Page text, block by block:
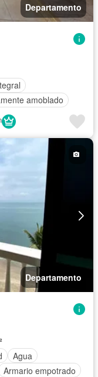
Departamento
amoblado
Departamento
Agua
Armario empotrado